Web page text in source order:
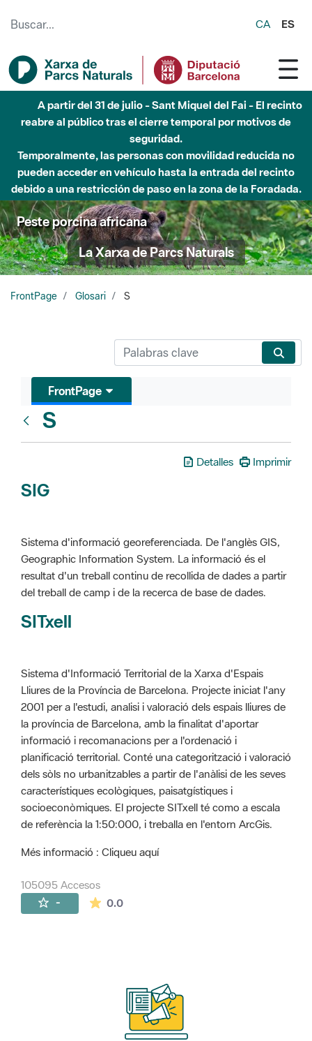
CA ES
A partir del 31 de julio - Sant Miquel del Fai - El recinto
reabre al público tras el cierre temporal por motivos de
seguridad.
Temporalmente, las personas con movilidad reducida no
pueden acceder en vehículo hasta la entrada del recinto
debido a una restricción de paso en la zona de la Foradada.
Peste porcina africana
La Xarxa de Parcs Naturals
FrontPage Glosari S
FrontPage
S
Detalles Imprimir
SIG
Sistema d'informació georeferenciada. De l'anglès GIS,
Geographic Information System. La informació és el
resultat d'un treball continu de recollida de dades a partir
del treball de camp i de la recerca de base de dades.
SITxell
Sistema d'Informació Territorial de la Xarxa d'Espais
Lliures de la Província de Barcelona. Projecte iniciat l'any
2001 per a l'estudi, analisi i valoració dels espais lliures de
la província de Barcelona, amb la finalitat d'aportar
informació i recomanacions per a l'ordenació i
planificació territorial. Conté una categorització i valoració
dels sòls no urbanitzables a partir de l'anàlisi de les seves
característiques ecològiques, paisatgístiques i
socioeconòmiques. El projecte SITxell té como a escala
de referència la 1:50:000, i treballa en l'entorn ArcGis.
Més informació : Cliqueu aquí
105095 Accesos
- 0.0La valoración media es de 0 estrellas de